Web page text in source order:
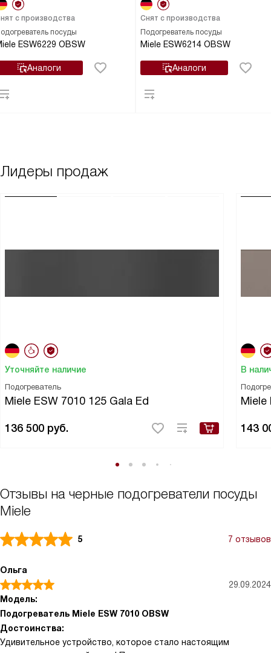
посуды
ESW6229 OBSW
с производства
Аналоги
Подогреватель посуды
Miele ESW6214 OBSW
Снят с производства
Аналоги
Лидеры продаж
Уточняйте наличие
Подогреватель
Miele ESW 7010 125 Gala Ed
136 500 руб.
В
Miele
143
Отзывы на черные подогреватели посуды
Miele
5 7 отзывов
Ольга
29.09.2024
Модель:
Подогреватель Miele ESW 7010 OBSW
Достоинства:
Удивительное устройство, которое стало настоящим